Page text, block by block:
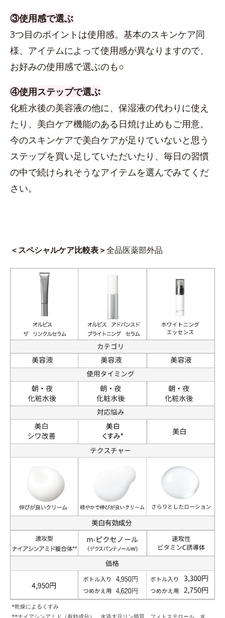
③使用感で選ぶ
3つ目のポイントは使用感。基本のスキンケア同
様、アイテムによって使用感が異なりますので、
お好みの使用感で選ぶのも○
④使用ステップで選ぶ
化粧水後の美容液の他に、保湿液の代わりに使え
たり、美白ケア機能のある日焼け止めもご用意。
今のスキンケアで美白ケアが足りていないと思う
ステップを買い足していただいたり、毎日の習慣
の中で続けられそうなアイテムを選んでみてくだ
さい。
＜スペシャルケア比較表＞全品医薬部外品
*乾燥によるくすみ
**ナイアシンアミド（有効成分）、水添大豆リン脂質、フィトステロール、水